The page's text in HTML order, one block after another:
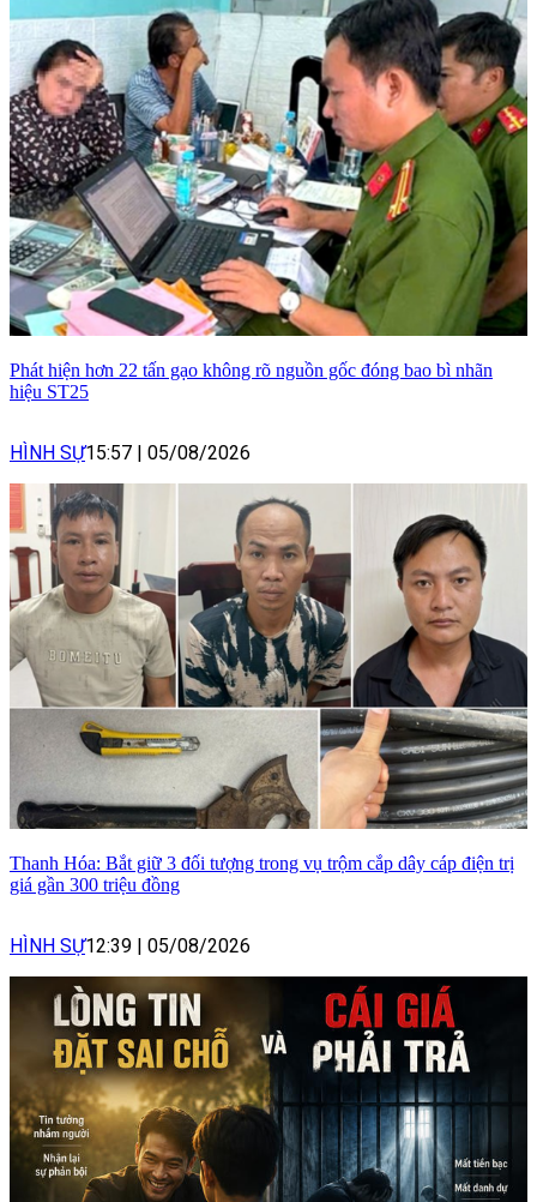
Phát hiện hơn 22 tấn gạo không rõ nguồn gốc đóng bao bì nhãn
hiệu ST25
HÌNH SỰ15:57 05/08/2026
Thanh Hóa: Bắt giữ 3 đối tượng trong vụ trộm cắp dây cáp điện trị
giá gần 300 triệu đồng
HÌNH SỰ12:39 05/08/2026